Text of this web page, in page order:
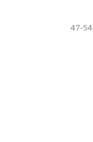
47-54